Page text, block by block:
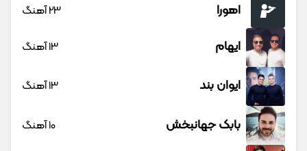
اهورا 23 آهنگ
ایهام 13 آهنگ
ایوان بند 13 آهنگ
بابک جهانبخش 10 آهنگ